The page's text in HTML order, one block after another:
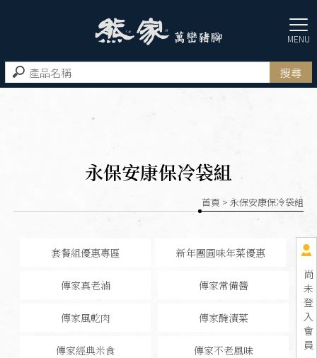
尚
未
登
入
會
員
永保安康保冷袋組
首頁 > 永保安康保冷袋組
套餐組優惠專區 新年團圓味年菜優惠
傳家真老滷 傳家常備醬
傳家風乾肉 傳家醃漬菜
傳家經典米食 傳家不老風味